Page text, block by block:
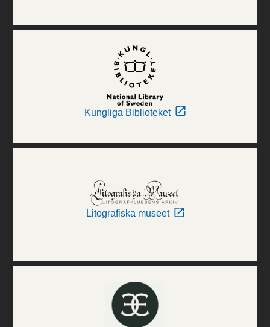
Kungliga Biblioteket
Litografiska museet